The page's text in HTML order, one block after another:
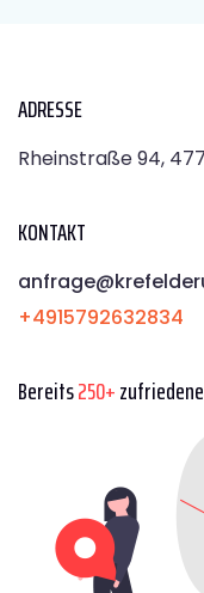
ADRESSE
Rheinstraße 94,
KONTAKT
+4915792632834
Bereits250+